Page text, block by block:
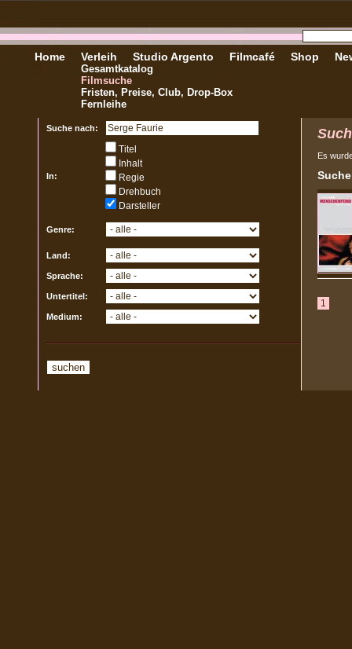
Home Verleih
Gesamtkatalog
Filmsuche
Fristen, Preise, Club, Drop-Box
Fernleihe
Studio Argento Filmcafé Shop
Suche nach:
In:
Titel
Inhalt
Regie
Drehbuch
Darsteller
Genre:
Land:
Sprache:
Untertitel:
Medium:
Es
1